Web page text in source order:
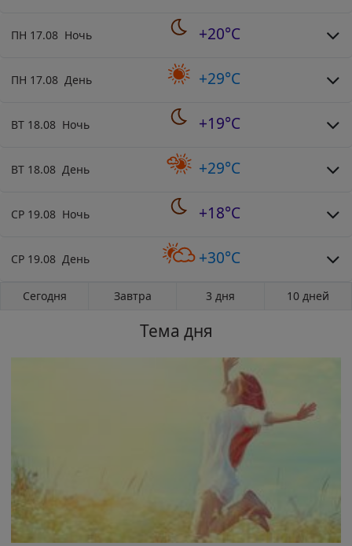
ПН 17.08 Ночь +20°C
ПН 17.08 День +29°C
ВТ 18.08 Ночь +19°C
ВТ 18.08 День +29°C
СР 19.08 Ночь +18°C
СР 19.08 День +30°C
Сегодня Завтра 3 дня 10 дней
Тема дня